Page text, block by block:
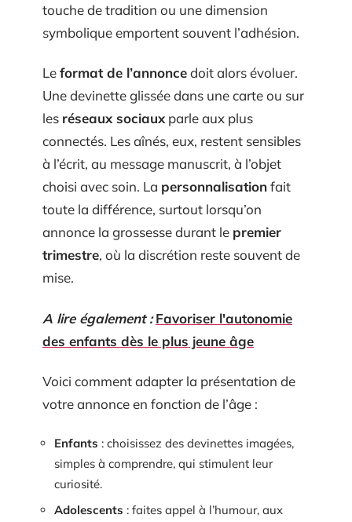
touche de tradition ou une dimension
symbolique emportent souvent l’adhésion.
Leformat de l’annoncedoit alors évoluer.
Une devinette glissée dans une carte ou sur
les réseaux sociaux parle aux plus
connectés. Les aînés, eux, restent sensibles
à l’écrit, au message manuscrit, à l’objet
choisi avec soin. La personnalisationfait
toute la différence, surtout lorsqu’on
annonce la grossesse durant le premier
trimestre, où la discrétion reste souvent de
mise.
A lire également : Favoriser l'autonomie
des enfants dès le plus jeune âge
Voici comment adapter la présentation de
votre annonce en fonction de l’âge :
Enfants : choisissez des devinettes imagées,
simples à comprendre, qui stimulent leur
curiosité.
Adolescents : faites appel à l’humour, aux